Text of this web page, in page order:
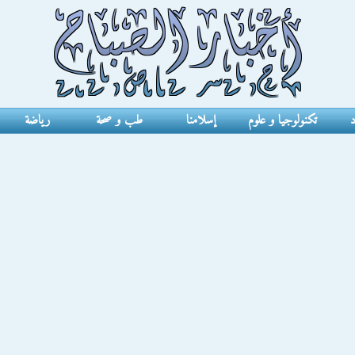
تكنولوجيا و علوم إسلامنا طب و صحة رياضة